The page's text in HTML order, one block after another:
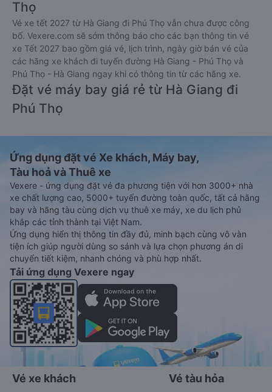
Thọ
Vé xe tết 2027 từ Hà Giang đi Phú Thọ vẫn chưa được công
bố. Vexere.com sẽ sớm thông báo cho các bạn thông tin vé
xe Tết 2027 bao gồm giá vé, lịch trình, ngày giờ bán vé của
các hãng xe khách đi tuyến đường Hà Giang - Phú Thọ và
Phú Thọ - Hà Giang ngay khi có thông tin từ các hãng xe.
Đặt vé máy bay giá rẻ từ Hà Giang đi
Phú Thọ
Ứng dụng đặt vé Xe khách, Máy bay,
Tàu hoả và Thuê xe
Vexere - ứng dụng đặt vé đa phương tiện với hơn 3000+ nhà
xe chất lượng cao, 5000+ tuyến đường toàn quốc, tất cả hãng
bay và hãng tàu cùng dịch vụ thuê xe máy, xe du lịch phủ
khắp các tỉnh thành tại Việt Nam.
Ứng dụng hiển thị thông tin đầy đủ, minh bạch cùng vô vàn
tiện ích giúp người dùng so sánh và lựa chọn phương án di
chuyển tiết kiệm, nhanh chóng và phù hợp nhất.
Tải ứng dụng Vexere ngay
Vé xe khách Vé tàu hỏa